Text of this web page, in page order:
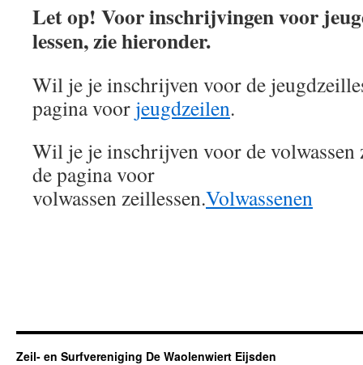
Let op! Voor inschrijvingen voor
lessen, zie hieronder.
Wil je je inschrijven voor de
pagina voor jeugdzeilen.
Wil je je inschrijven voor de volwassen
de pagina voor
volwassen zeillessen.Volwassenen
Zeil- en Surfvereniging De Waolenwiert Eijsden